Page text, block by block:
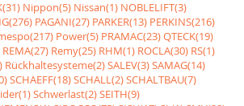
Nippon(5) Nissan(1) NOBLELIFT(3)
PAGANI(27) PARKER(13) PERKINS(216)
Power(5) PRAMAC(23)QTECK(19)
REMA(27) Remy(25) RHM(1) ROCLA(30) RS(1)
Rückhaltesysteme(2)SALEV(3)SAMAG(14)
SCHAEFF(18)SCHALL(2)SCHALTBAU(7)
Schwerlast(2)SEITH(9)